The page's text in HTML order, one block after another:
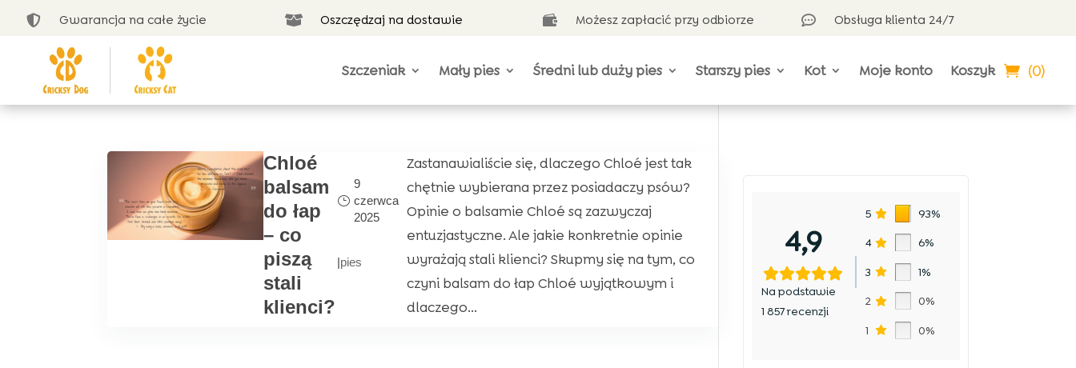
 Gwarancja na całe życie  Oszczędzaj na dostawie  Możesz zapłacić przy odbiorze  Obsługa klienta 24/7
Szczeniak Mały pies Średni lub duży pies Starszy pies Kot Moje konto Koszyk (0)
Chloé
balsam
do łap
– co
piszą
stali
klienci?
9
czerwca
2025
|pies
Zastanawialiście się, dlaczego Chloé jest tak
chętnie wybierana przez posiadaczy psów?
Opinie o balsamie Chloé są zazwyczaj
entuzjastyczne. Ale jakie konkretnie opinie
wyrażają stali klienci? Skupmy się na tym, co
czyni balsam do łap Chloé wyjątkowym i
dlaczego...
4,9
Na podstawie
1 857 recenzji
5 93%
4 6%
3 1%
2 0%
1 0%